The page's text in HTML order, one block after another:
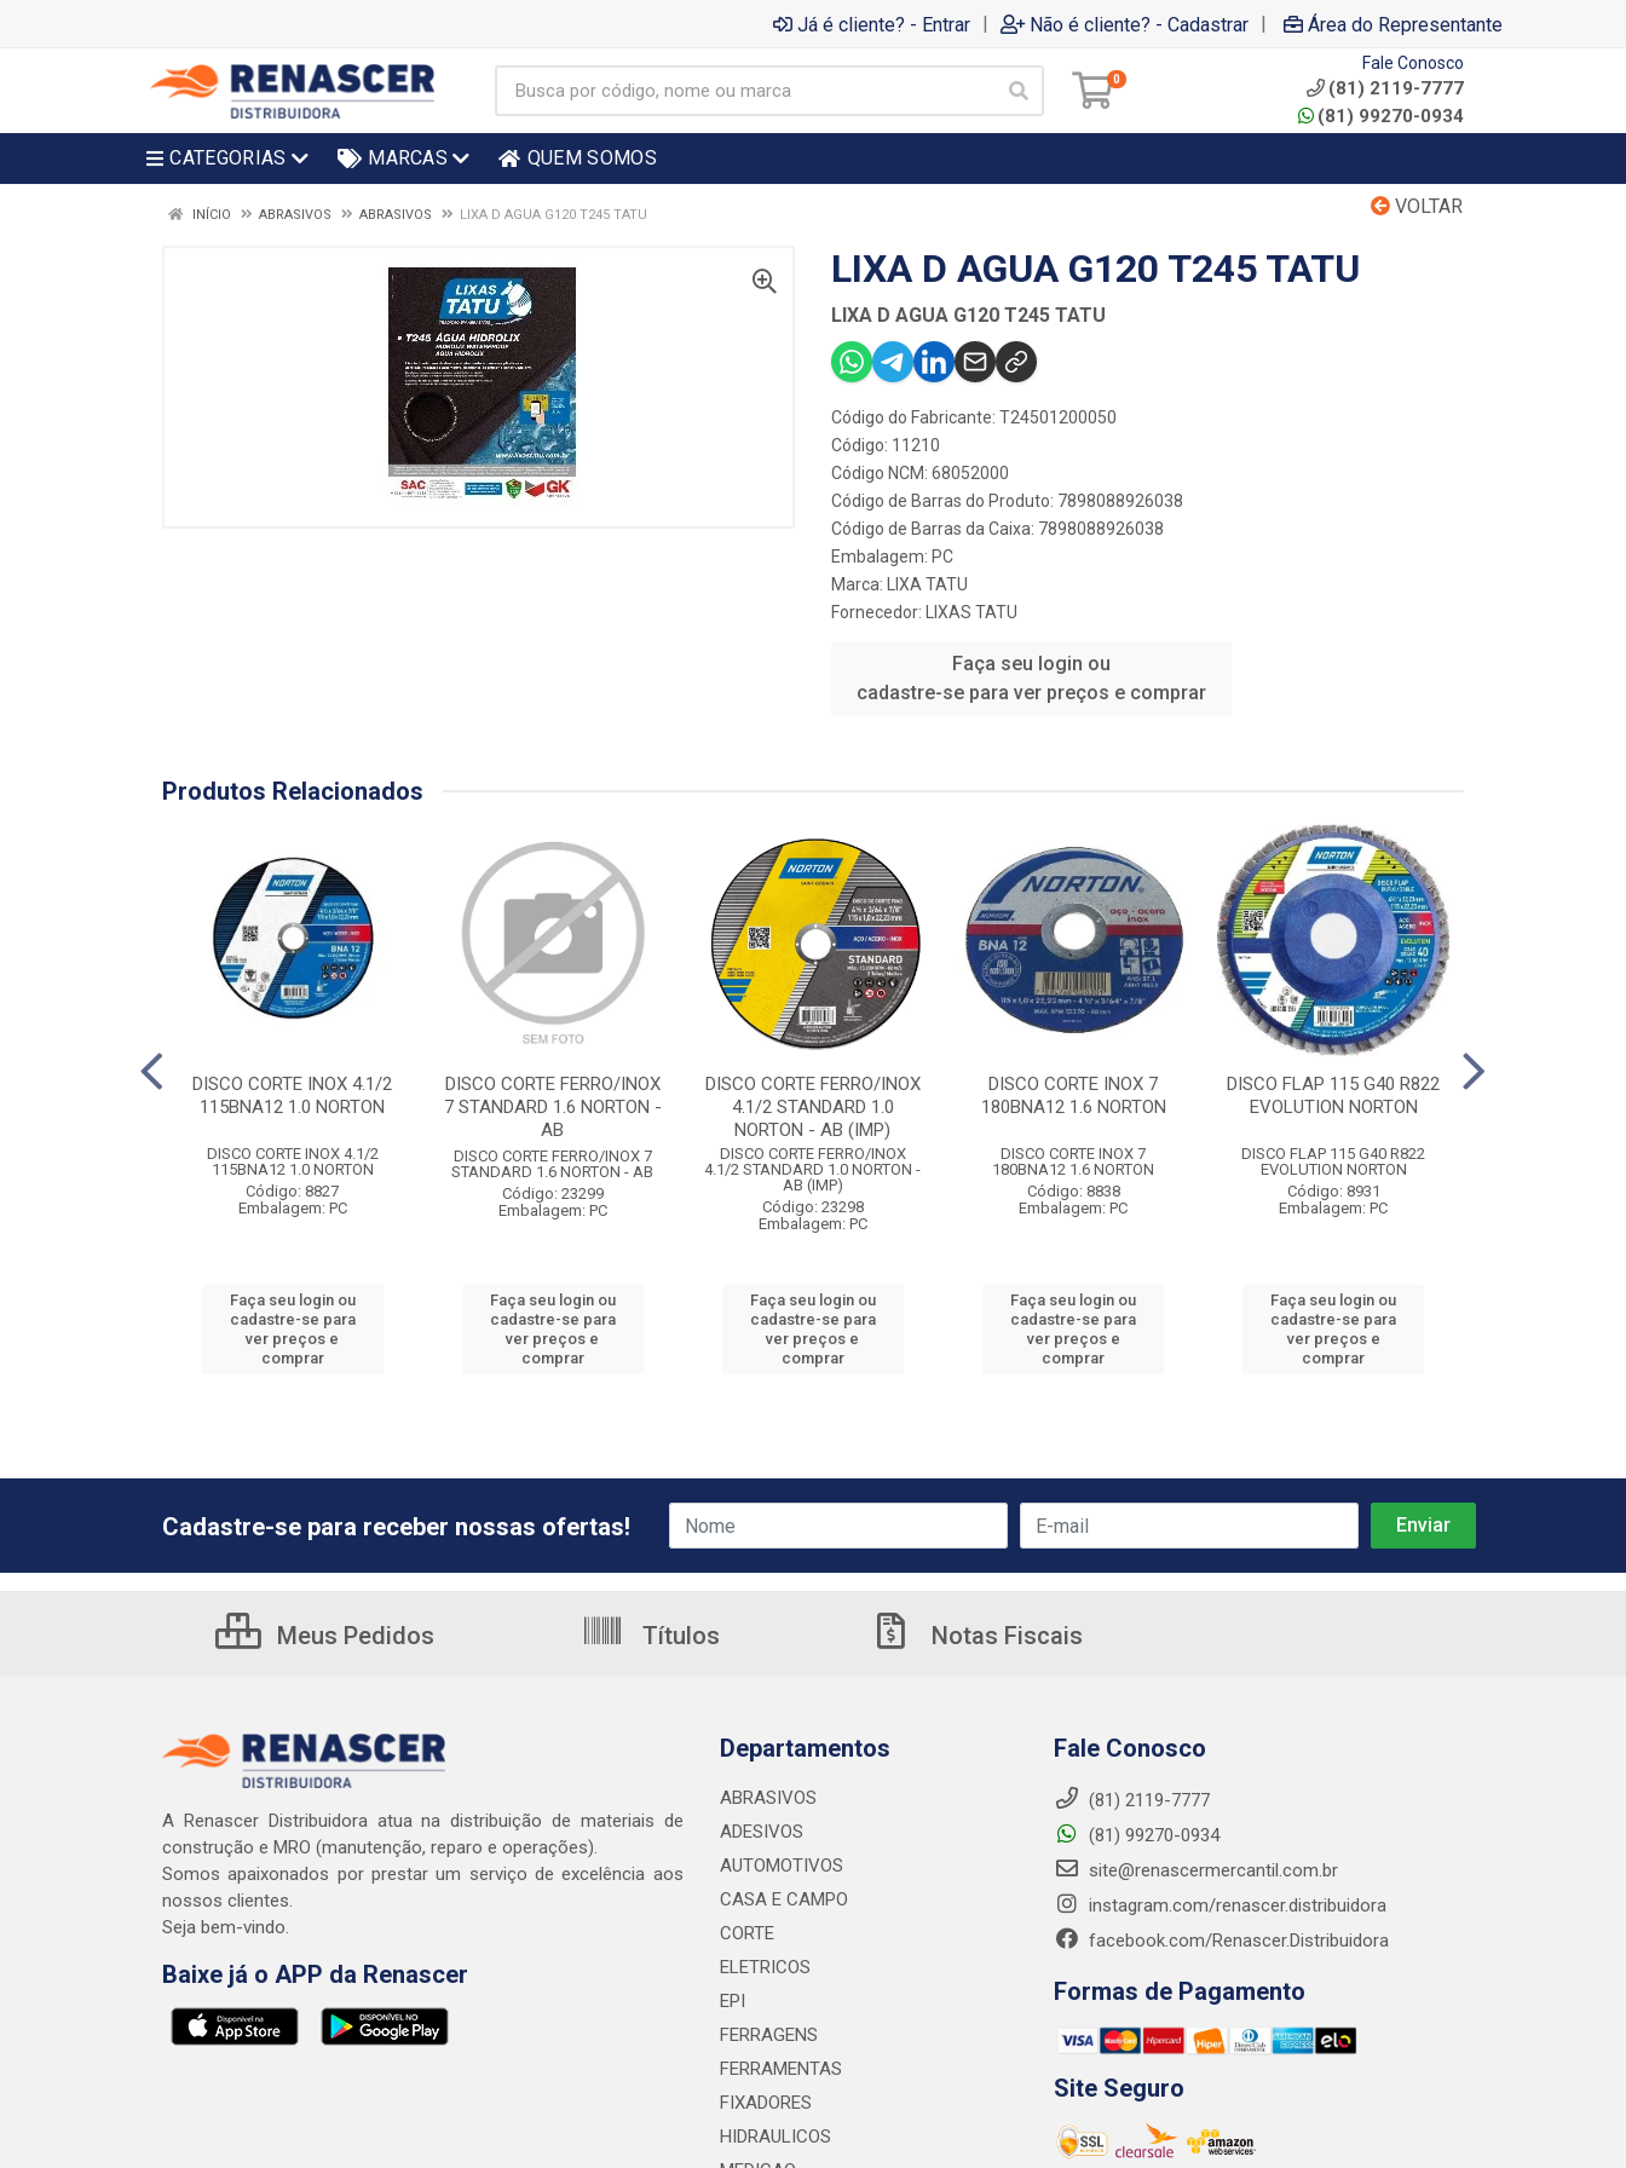
Já é cliente? - Entrar | Não é cliente? - Cadastrar | Área do Representante
0
Fale Conosco
(81) 2119-7777
(81) 99270-0934
CATEGORIAS MARCAS QUEM SOMOS
VOLTAR
INÍCIO ABRASIVOS ABRASIVOS LIXA D AGUA G120 T245 TATU
LIXA D AGUA G120 T245 TATU
LIXA D AGUA G120 T245 TATU
Código do Fabricante: T24501200050
Código: 11210
Código NCM: 68052000
Código de Barras do Produto: 7898088926038
Código de Barras da Caixa: 7898088926038
Embalagem: PC
Marca:
LIXA TATU
Fornecedor:
LIXAS TATU
Faça seu login ou
cadastre-se para ver preços e comprar
Produtos Relacionados
DISCO CORTE INOX 4.1/2
115BNA12 1.0 NORTON
DISCO CORTE INOX 4.1/2
115BNA12 1.0 NORTON
Código: 8827
Embalagem: PC
Faça seu login ou
cadastre-se para
ver preços e
comprar
DISCO CORTE FERRO/INOX
7 STANDARD 1.6 NORTON -
AB
DISCO CORTE FERRO/INOX 7
STANDARD 1.6 NORTON - AB
Código: 23299
Embalagem: PC
Faça seu login ou
cadastre-se para
ver preços e
comprar
DISCO CORTE FERRO/INOX
4.1/2 STANDARD 1.0
NORTON - AB (IMP)
DISCO CORTE FERRO/INOX
4.1/2 STANDARD 1.0 NORTON -
AB (IMP)
Código: 23298
Embalagem: PC
Faça seu login ou
cadastre-se para
ver preços e
comprar
DISCO CORTE INOX 7
180BNA12 1.6 NORTON
DISCO CORTE INOX 7
180BNA12 1.6 NORTON
Código: 8838
Embalagem: PC
Faça seu login ou
cadastre-se para
ver preços e
comprar
DISCO FLAP 115 G40 R822
EVOLUTION NORTON
DISCO FLAP 115 G40 R822
EVOLUTION NORTON
Código: 8931
Embalagem: PC
Faça seu login ou
cadastre-se para
ver preços e
comprar
Cadastre-se para receber nossas ofertas!
Meus Pedidos Títulos Notas Fiscais
A Renascer Distribuidora atua na distribuição de materiais de
construção e MRO (manutenção, reparo e operações).
Somos apaixonados por prestar um serviço de excelência aos
nossos clientes.
Seja bem-vindo.
Baixe já o APP da Renascer
Departamentos
ABRASIVOS
ADESIVOS
AUTOMOTIVOS
CASA E CAMPO
CORTE
ELETRICOS
EPI
FERRAGENS
FERRAMENTAS
FIXADORES
HIDRAULICOS
Fale Conosco
(81) 2119-7777
(81) 99270-0934
site@renascermercantil.com.br
instagram.com/renascer.distribuidora
facebook.com/Renascer.Distribuidora
Formas de Pagamento
Site Seguro